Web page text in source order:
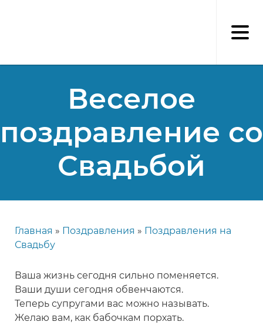
Веселое
поздравление со
Свадьбой
Строка
Главная Поздравления
Поздравления на
Свадьбу
Ваша жизнь сегодня сильно поменяется.
Ваши души сегодня обвенчаются.
Теперь супругами вас можно называть.
Желаю вам, как бабочкам порхать.